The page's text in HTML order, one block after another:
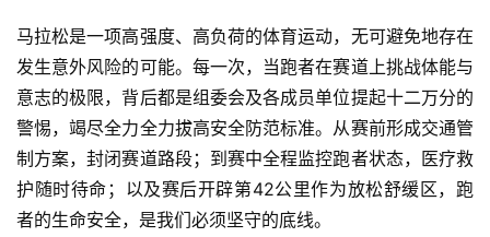
马拉松是一项高强度、高负荷的体育运动，无可避免地存在
发生意外风险的可能。每一次，当跑者在赛道上挑战体能与
意志的极限，背后都是组委会及各成员单位提起十二万分的
警惕，竭尽全力全力拔高安全防范标准。从赛前形成交通管
制方案，封闭赛道路段；到赛中全程监控跑者状态，医疗救
护随时待命；以及赛后开辟第42公里作为放松舒缓区，跑
者的生命安全，是我们必须坚守的底线。